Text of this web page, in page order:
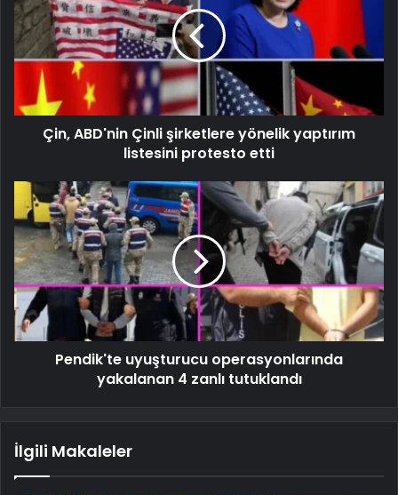
Çin, ABD'nin Çinli şirketlere yönelik yaptırım
listesini protesto etti
Pendik'te uyuşturucu operasyonlarında
yakalanan 4 zanlı tutuklandı
İlgili Makaleler